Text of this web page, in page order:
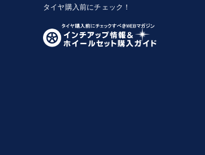
タイヤ購入前にチェック！